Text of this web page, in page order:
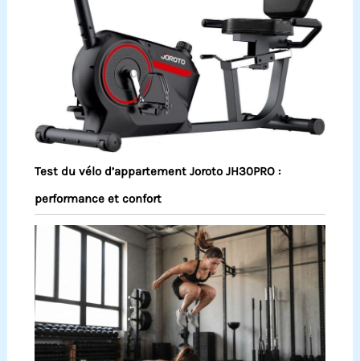
Test du vélo d’appartement Joroto JH30PRO :
performance et confort